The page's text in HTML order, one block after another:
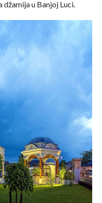
džamija u Banjoj Luci.